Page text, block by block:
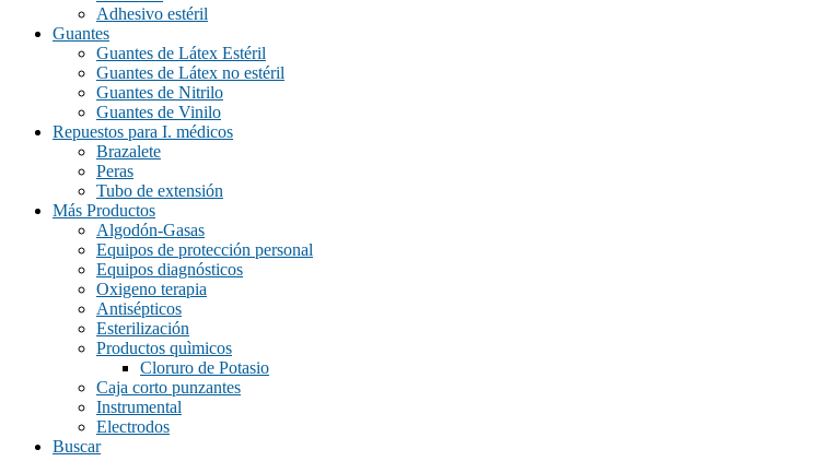
Adhesivo estéril
Guantes
Guantes de Látex Estéril
Guantes de Látex no estéril
Guantes de Nitrilo
Guantes de Vinilo
Repuestos para I. médicos
Brazalete
Peras
Tubo de extensión
Más Productos
Algodón-Gasas
Equipos de protección personal
Equipos diagnósticos
Oxigeno terapia
Antisépticos
Esterilización
Productos quìmicos
Cloruro de Potasio
Caja corto punzantes
Instrumental
Electrodos
Buscar